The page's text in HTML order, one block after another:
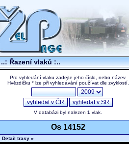
..: Řazení vlaků :..
Pro vyhledání vlaku zadejte jeho číslo, nebo název.
Hvězdičku * lze při vyhledávání používat dle zvyklostí.
V databázi byl nalezen 1 vlak.
Os 14152
Detail trasy »